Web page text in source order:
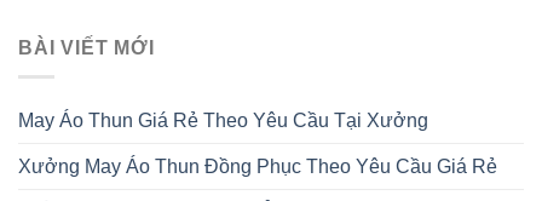
BÀI VIẾT MỚI
May Áo Thun Giá Rẻ Theo Yêu Cầu Tại Xưởng
Xưởng May Áo Thun Đồng Phục Theo Yêu Cầu Giá Rẻ